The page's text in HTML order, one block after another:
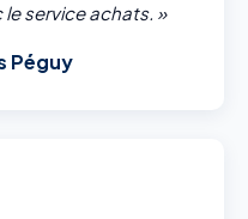
service achats. »
Péguy